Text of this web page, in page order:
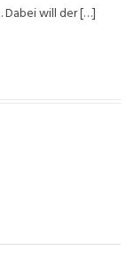
Dabei will der […]